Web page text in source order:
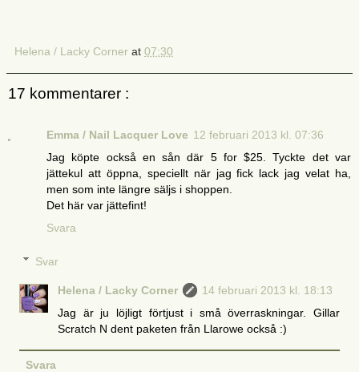
Helena / Lacky Corner at 07:30
17 kommentarer :
Emma / Nail Lacquer Love 12 februari 2013 kl. 07:36
Jag köpte också en sån där 5 for $25. Tyckte det var
jättekul att öppna, speciellt när jag fick lack jag velat ha,
men som inte längre säljs i shoppen.
Det här var jättefint!
Svara
Svar
Helena / Lacky Corner
14 februari 2013 kl. 18:13
Jag är ju löjligt förtjust i små överraskningar. Gillar
Scratch N dent paketen från Llarowe också :)
Svara